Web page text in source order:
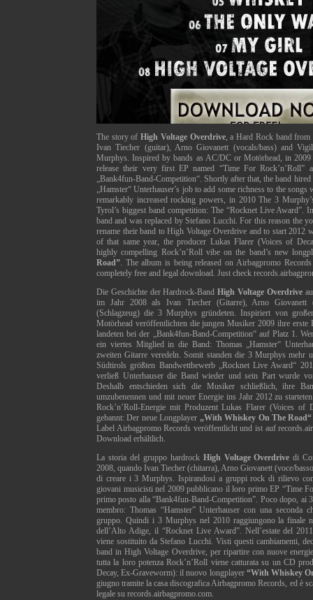
The story ofHigh Voltage Overdrive, a Hard Rock band
Ivan Tiecher (guitar), Arno Giovanett (vocals/bass) and
Murphys. Inspired by bands as AC/DC or Motörhead, in 2009
release their very first EP named “Time For Rock’n’Roll”
„Bank4fun-Band-Competition“. Shortly after that, the band
„Hamster“ Unterhauser’s job to add some richness to the
remarkably increased rocking powers, in 2010 The 3
Tyrol’s biggest band competition: The “Rocknet Live Award”.
band and was replaced by Stefano Lucchi. For this reason the
rename their band to High Voltage Overdrive and to start 2012
of that same year, the producer Lukas Flarer (Voices of
highly compelling Rock’n’Roll vibe on the band’s new
Road”. The album is being released on Airbagpromo
completely free and legal download. Just check
Die Geschichte der Hardrock-BandHigh Voltage Overdrive
im Jahr 2008 als Ivan Tiecher (Gitarre), Arno Giovanett
(Schlagzeug) die 3 Murphys gründeten. Inspiriert von
Motörhead veröffentlichten die jungen Musiker 2009 ihre erste
landeten bei der „Bank4fun-Band-Competition“ auf Platz 1.
ein viertes Mitglied in die Band: Thomas „Hamster“
zweiten Gitarre veredeln. Somit standen die 3 Murphys mehr
Südtirols größten Bandwettbewerb „Rocknet Live Award“
verließ Unterhauser die Band wieder und sein Part wurde
Deshalb entschieden sich die Musiker schließlich, ihre
umzubenennen und mit neuer Energie ins Jahr 2012 zu
Rock’n’Roll-Energie mit Produzent Lukas Flarer (Voices of
gebannt: Der neue Longplayer „With Whiskey On The Road“
Label Airbagpromo Records veröffentlicht und ist auf
Download erhältlich.
La storia del gruppo hardrock High Voltage Overdrive di
2008, quando Ivan Tiecher (chitarra), Arno Giovanett (voce/
di creare i 3 Murphys. Ispirandosi a gruppi rock di rilievo
giovani musicisti nel 2009 pubblicano il loro primo EP “Time
primo posto alla “Bank4fun-Band-Competition”. Poco dopo, ai
membro: Thomas “Hamster” Unterhauser con una seconda
gruppo. Quindi i 3 Murphys nel 2010 raggiungono la finale
dell’Alto Adige, il “Rocknet Live Award”. Nell’estate del
viene sostituito da Stefano Lucchi. Visti questi cambiamenti,
band in High Voltage Overdrive, per ripartire con nuove
tutta la loro potenza Rock’n’Roll viene catturata su un CD
Decay, Ex-Graveworm): il nuovo longplayer “With Whiskey
giugno tramite la casa discografica Airbagpromo Records, ed è
legale su records.airbagpromo.com.